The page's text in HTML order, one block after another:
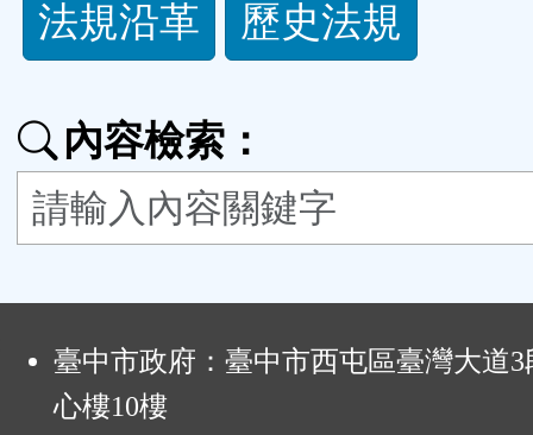
功
按
鈕
法規沿革
歷史法規
內容檢索：
臺中市政府：臺中市西屯區臺灣大道3
心樓10樓